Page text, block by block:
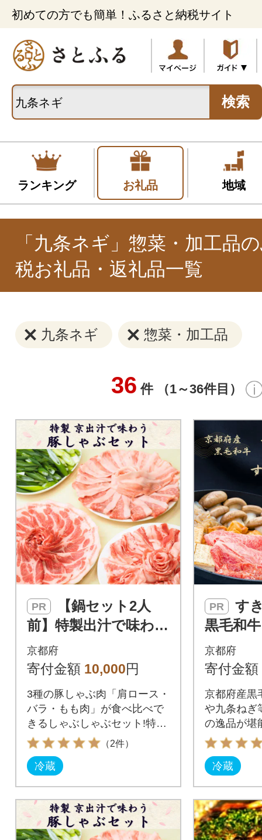
初めての方でも簡単！ふるさと納税サイト
検索
ランキング お礼品 地域
「九条ネギ」惣菜・加工品
税お礼品・返礼品一覧
九条ネギ 惣菜・加工品
36 件 （1～36件目）
PR
前】特製出汁で味わう
京丹波高原豚と九条ね
ぎの豚しゃぶセット
京都府
寄付金額 10,000円
3種の豚しゃぶ肉「肩ロース・
バラ・もも肉」が食べ比べで
きるしゃぶしゃぶセット!特製
出汁・九条ねぎ付き
（2件）
冷蔵
PR
黒毛和
野菜の
ット 2
京都府
寄付金額
京都府産黒
や九条ねぎ
の逸品が堪
のすき焼き
冷蔵